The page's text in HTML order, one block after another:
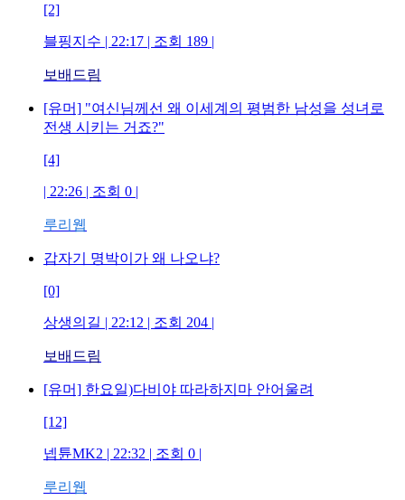
[2]
블핑지수 | 22:17 | 조회 189 |
보배드림
[유머] "여신님께선 왜 이세계의 평범한 남성을 성녀로
전생 시키는 거죠?"
[4]
| 22:26 | 조회 0 |
루리웹
갑자기 명박이가 왜 나오냐?
[0]
상생의길 | 22:12 | 조회 204 |
보배드림
[유머] 한요일)다비야 따라하지마 안어울려
[12]
넵튠MK2 | 22:32 | 조회 0 |
루리웹